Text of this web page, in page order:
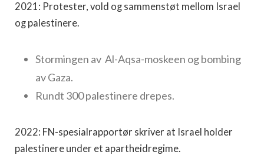
2021: Protester, vold og sammenstøt mellom Israel
og palestinere.
Stormingen av Al-Aqsa-moskeen og bombing
av Gaza.
Rundt 300 palestinere drepes.
2022: FN-spesialrapportør skriver at Israel holder
palestinere under et apartheidregime.